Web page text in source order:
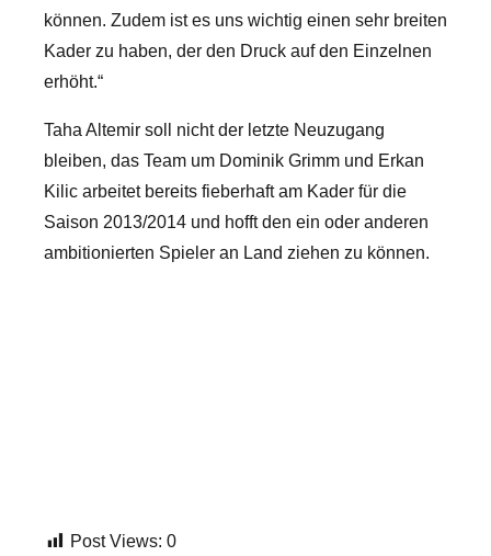
können. Zudem ist es uns wichtig einen sehr breiten
Kader zu haben, der den Druck auf den Einzelnen
erhöht.“
Taha Altemir soll nicht der letzte Neuzugang
bleiben, das Team um Dominik Grimm und Erkan
Kilic arbeitet bereits fieberhaft am Kader für die
Saison 2013/2014 und hofft den ein oder anderen
ambitionierten Spieler an Land ziehen zu können.
Post Views: 0